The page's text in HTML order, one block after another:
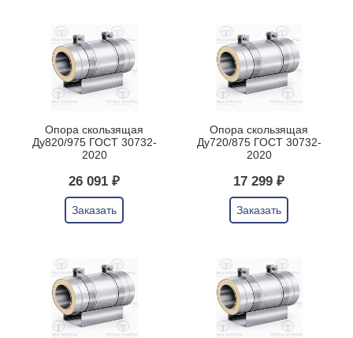
Опора скользящая
Ду820/975 ГОСТ 30732-
2020
26 091 ₽
Заказать
Опора скользящая
Ду720/875 ГОСТ 30732-
2020
17 299 ₽
Заказать